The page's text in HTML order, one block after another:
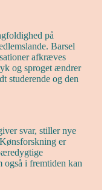
på
Barsel
afkræves
og sproget ændrer
studerende og den
svar, stiller nye
er
også i fremtiden kan